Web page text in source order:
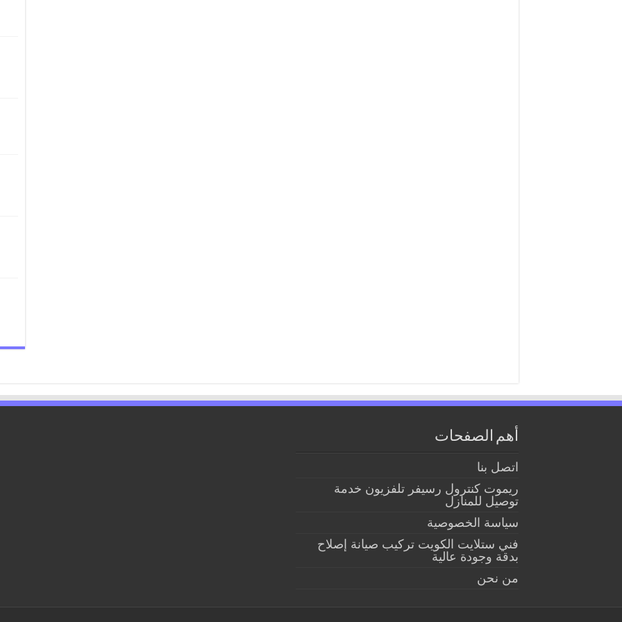
أهم الصفحات
اتصل بنا
ريموت كنترول رسيفر تلفزيون خدمة
توصيل للمنازل
سياسة الخصوصية
فني ستلايت الكويت تركيب صيانة إصلاح
بدقة وجودة عالية
من نحن